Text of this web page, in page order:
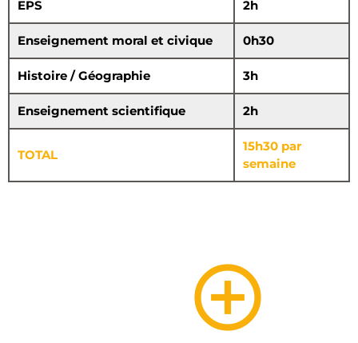
EPS 2h
Enseignement moral et civique 0h30
Histoire / Géographie 3h
Enseignement scientifique 2h
TOTAL
15h30 par
semaine